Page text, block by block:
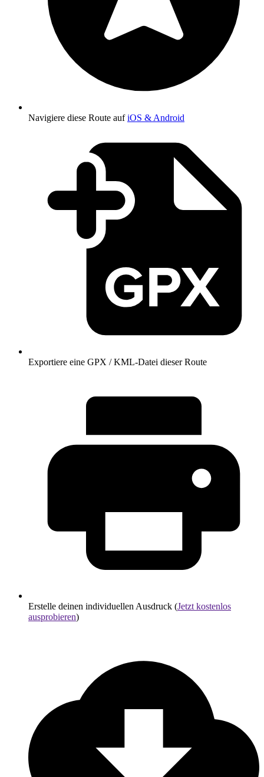
Navigiere diese Route aufiOS & Android
Exportiere eine GPX / KML-Datei dieser Route
Erstelle deinen individuellen Ausdruck (Jetzt kostenlos
ausprobieren)